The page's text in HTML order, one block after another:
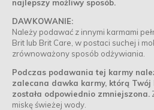
najlepszy możliwy sposób.
DAWKOWANIE:
Należy podawać z innymi karmami
Brit lub Brit Care, w postaci suchej i
zrównoważony sposób odżywiania.
Podczas podawania tej karmy
zalecana dawka karmy, którą
została odpowiednio zmniejszona.
miskę świeżej wody.